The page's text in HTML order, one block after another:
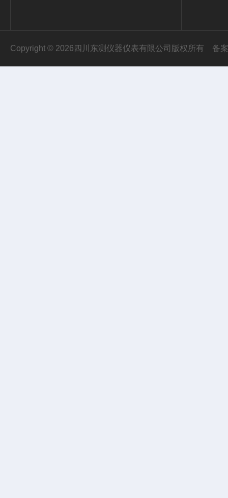
Copyright © 2026四川东测仪器仪表有限公司版权所有 备